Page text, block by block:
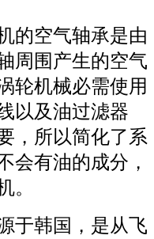
的空气轴承是由
周围产生的空气
轮机械必需使用
以及油过滤器
，所以简化了系
会有油的成分，
。
于韩国，是从飞